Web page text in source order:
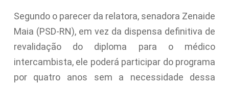
Segundo o parecer da relatora, senadora Zenaide
Maia (PSD-RN), em vez da dispensa definitiva de
revalidação do diploma para o médico
intercambista, ele poderá participar do programa
por quatro anos sem a necessidade dessa